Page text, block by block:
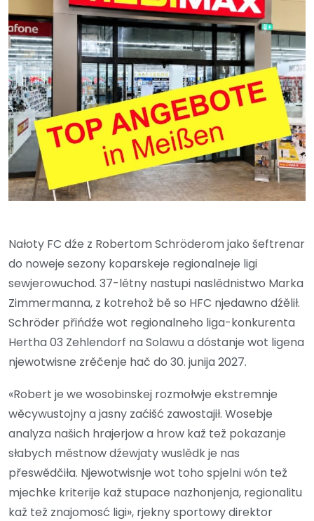
Nałoty FC dźe z Robertom Schröderom jako šeftrenar
do noweje sezony koparskeje regionalneje ligi
sewjerowuchod. 37-lětny nastupi naslědnistwo Marka
Zimmermanna, z kotrehož bě so HFC njedawno dźělił.
Schröder přińdźe wot regionalneho liga-konkurenta
Hertha 03 Zehlendorf na Solawu a dóstanje wot ligena
njewotwisne zrěčenje hač do 30. junija 2027.
«Robert je we wosobinskej rozmołwje ekstremnje
wěcywustojny a jasny zaćišć zawostajił. Wosebje
analyza našich hrajerjow a hrow kaž tež pokazanje
słabych městnow dźewjaty wuslědk je nas
přeswědčiła. Njewotwisnje wot toho spjelni wón tež
mjechke kriterije kaž stupace nazhonjenja, regionalitu
kaž tež znajomosć ligi», rjekny sportowy direktor